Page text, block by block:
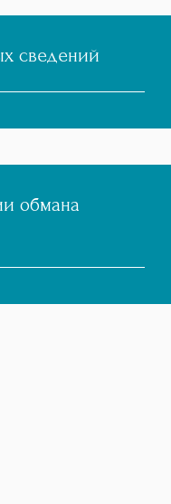
сведений
обмана